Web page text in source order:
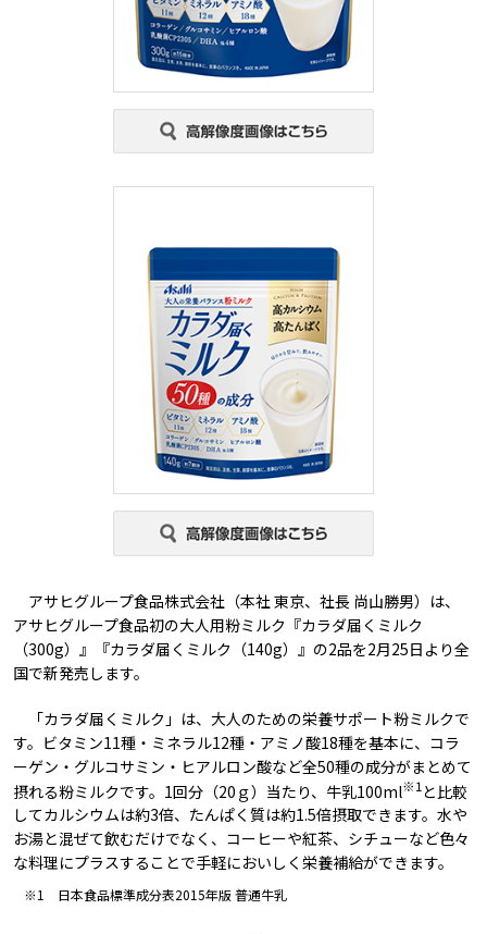
アサヒグループ食品株式会社（本社 東京、社長 尚山勝男）は、
アサヒグループ食品初の大人用粉ミルク『カラダ届くミルク
（300g）』『カラダ届くミルク（140g）』の2品を2月25日より全
国で新発売します。
「カラダ届くミルク」は、大人のための栄養サポート粉ミルクで
す。ビタミン11種・ミネラル12種・アミノ酸18種を基本に、コラ
ーゲン・グルコサミン・ヒアルロン酸など全50種の成分がまとめて
摂れる粉ミルクです。1回分（20ｇ）当たり、牛乳100ml※1と比較
してカルシウムは約3倍、たんぱく質は約1.5倍摂取できます。水や
お湯と混ぜて飲むだけでなく、コーヒーや紅茶、シチューなど色々
な料理にプラスすることで手軽においしく栄養補給ができます。
※1 日本食品標準成分表2015年版 普通牛乳